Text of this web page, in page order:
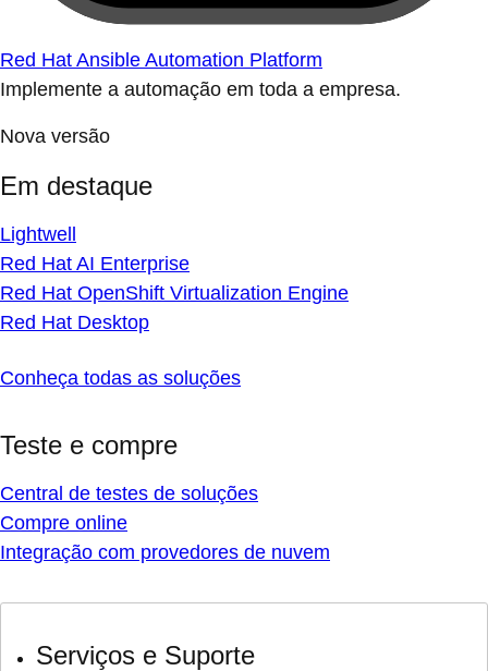
Red Hat Ansible Automation Platform
Implemente a automação em toda a empresa.
Nova versão
Em destaque
Lightwell
Red Hat AI Enterprise
Red Hat OpenShift Virtualization Engine
Red Hat Desktop
Conheça todas as soluções
Teste e compre
Central de testes de soluções
Compre online
Integração com provedores de nuvem
Serviços e Suporte